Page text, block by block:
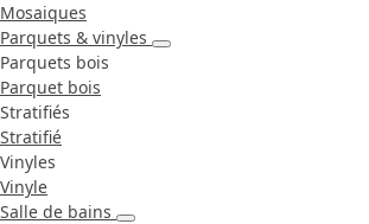
Mosaiques
Parquets & vinyles
Parquets bois
Parquet bois
Stratifiés
Stratifié
Vinyles
Vinyle
Salle de bains